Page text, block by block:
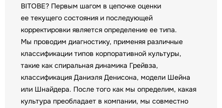
BITOBE? Первым шагом в цепочке оценки
ее текущего состояния и последующей
корректировки является определение ее типа.
Мы проводим диагностику, применяя различные
классификации типов корпоративной культуры,
такие как спиральная динамика Грейвза,
классификация Даниэля Денисона, модели Шейна
или Шнайдера. После того как мы определим, какая
культура преобладает в компании, мы совместно